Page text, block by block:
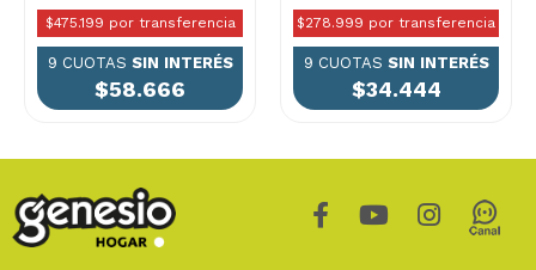
$475.199 por transferencia
9 CUOTAS SIN INTERÉS
$58.666
$278.999 por transferencia
9 CUOTAS SIN INTERÉS
$34.444